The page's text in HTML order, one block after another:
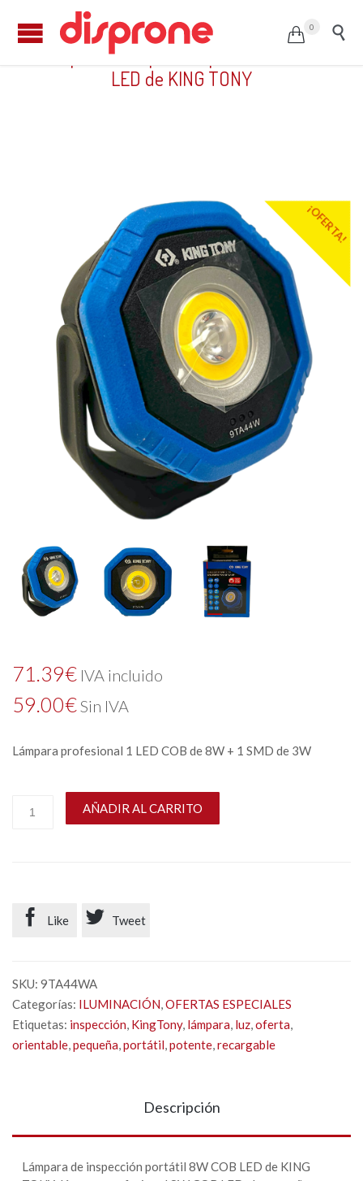
 0 
Lámpara de inspección portátil 8W COB
LED de KING TONY
¡OFERTA!
71.39€ IVA incluido
59.00€Sin IVA
Lámpara profesional 1 LED COB de 8W + 1 SMD de 3W
AÑADIR AL CARRITO
 Like  Tweet
SKU: 9TA44WA
Categorías: ILUMINACIÓN,OFERTAS ESPECIALES
Etiquetas: inspección, KingTony, lámpara, luz,oferta,
orientable,pequeña,portátil,potente,recargable
Descripción
Lámpara de inspección portátil 8W COB LED de KING